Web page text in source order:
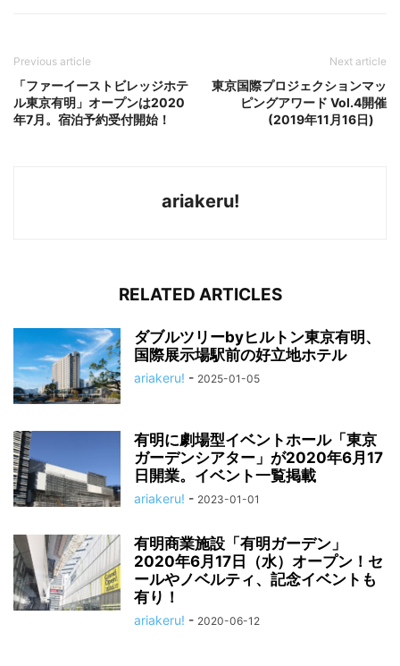
Previous article
「ファーイーストビレッジホテ
ル東京有明」オープンは2020
年7月。宿泊予約受付開始！
Next article
東京国際プロジェクションマッ
ピングアワード Vol.4開催
(2019年11月16日)
ariakeru!
RELATED ARTICLES
ダブルツリーbyヒルトン東京有明、
国際展示場駅前の好立地ホテル
ariakeru! - 2025-01-05
有明に劇場型イベントホール「東京
ガーデンシアター」が2020年6月17
日開業。イベント一覧掲載
ariakeru! - 2023-01-01
有明商業施設「有明ガーデン」
2020年6月17日（水）オープン！セ
ールやノベルティ、記念イベントも
有り！
ariakeru! - 2020-06-12